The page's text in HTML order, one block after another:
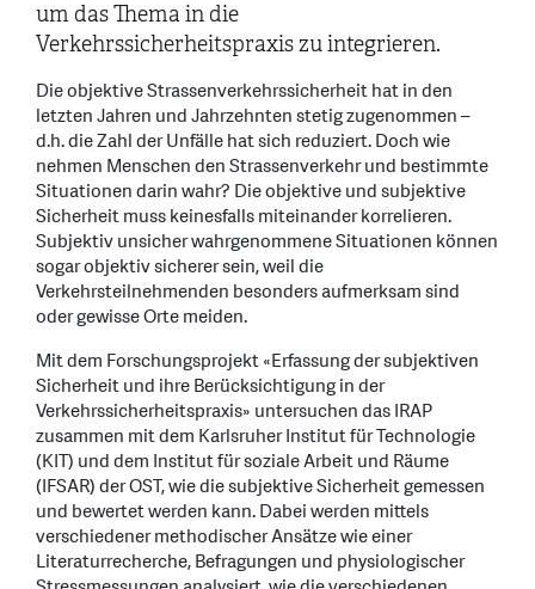
um das Thema in die
Verkehrssicherheitspraxis zu integrieren.
Die objektive Strassenverkehrssicherheit hat in den
letzten Jahren und Jahrzehnten stetig zugenommen –
d.h. die Zahl der Unfälle hat sich reduziert. Doch wie
nehmen Menschen den Strassenverkehr und bestimmte
Situationen darin wahr? Die objektive und subjektive
Sicherheit muss keinesfalls miteinander korrelieren.
Subjektiv unsicher wahrgenommene Situationen können
sogar objektiv sicherer sein, weil die
Verkehrsteilnehmenden besonders aufmerksam sind
oder gewisse Orte meiden.
Mit dem Forschungsprojekt «Erfassung der subjektiven
Sicherheit und ihre Berücksichtigung in der
Verkehrssicherheitspraxis» untersuchen das IRAP
zusammen mit dem Karlsruher Institut für Technologie
(KIT) und dem Institut für soziale Arbeit und Räume
(IFSAR) der OST, wie die subjektive Sicherheit gemessen
und bewertet werden kann. Dabei werden mittels
verschiedener methodischer Ansätze wie einer
Literaturrecherche, Befragungen und physiologischer